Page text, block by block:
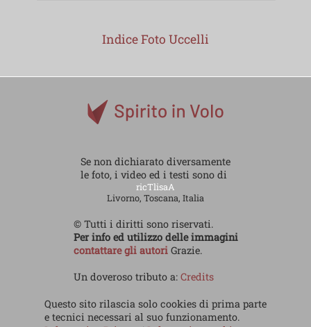
Indice Foto Uccelli
Se non dichiarato diversamente
le foto, i video ed i testi sono di
ricTlisaA
Livorno, Toscana, Italia
© Tutti i diritti sono riservati.
Per info ed utilizzo delle immagini
contattare gli autoriGrazie.
Un doveroso tributo a: Credits
Questo sito rilascia solo cookies di prima parte
e tecnici necessari al suo funzionamento.